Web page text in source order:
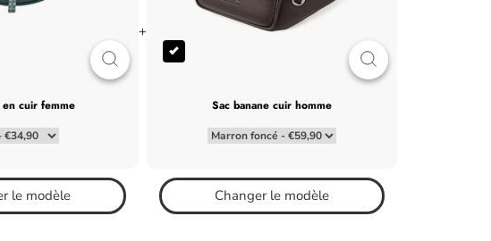
en cuir femme
le modèle
+
sac banane cuir homme
Changer le modèle